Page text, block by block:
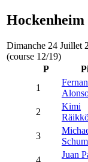
Hockenheim
Dimanche 24 Juillet
(course 12/19)
P
1
2
Kimi
3
4
Juan